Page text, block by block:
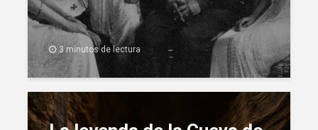
3 minutos de lectura